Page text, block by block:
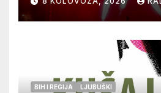
BIH I REGIJA LJUBUŠKI